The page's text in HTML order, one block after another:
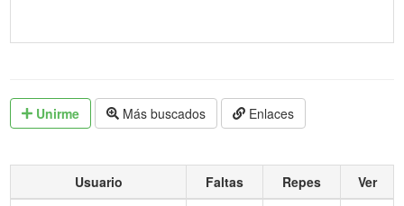
Unirme Más buscados Enlaces
Usuario Faltas Repes
Ver